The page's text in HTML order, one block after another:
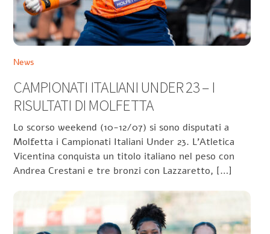
News
CAMPIONATI ITALIANI UNDER 23 – I
RISULTATI DI MOLFETTA
Lo scorso weekend (10-12/07) si sono disputati a
Molfetta i Campionati Italiani Under 23. L’Atletica
Vicentina conquista un titolo italiano nel peso con
Andrea Crestani e tre bronzi con Lazzaretto, […]